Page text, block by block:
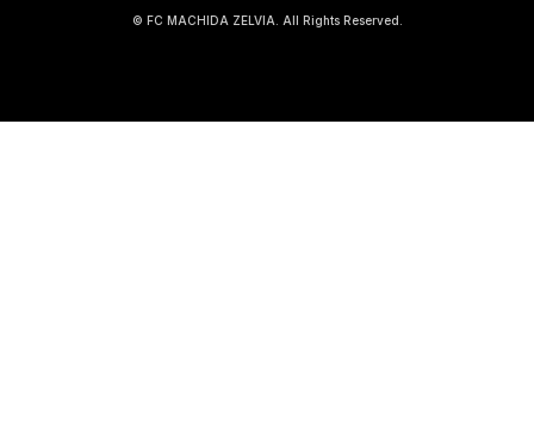
© FC MACHIDA ZELVIA. All Rights Reserved.